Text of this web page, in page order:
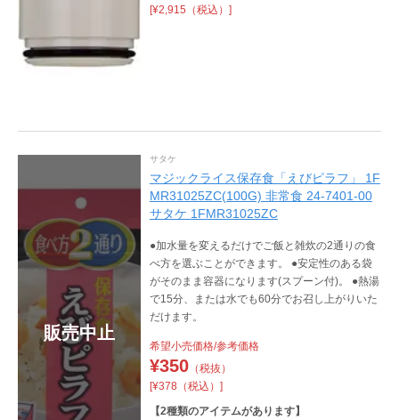
[¥2,915（税込）]
販売中止
サタケ
マジックライス保存食「えびピラフ」 1F
MR31025ZC(100G) 非常食 24-7401-00
サタケ 1FMR31025ZC
●加水量を変えるだけでご飯と雑炊の2通りの食
べ方を選ぶことができます。 ●安定性のある袋
がそのまま容器になります(スプーン付)。 ●熱湯
で15分、または水でも60分でお召し上がりいた
だけます。
希望小売価格/参考価格
¥350（税抜）
[¥378（税込）]
【2種類のアイテムがあります】